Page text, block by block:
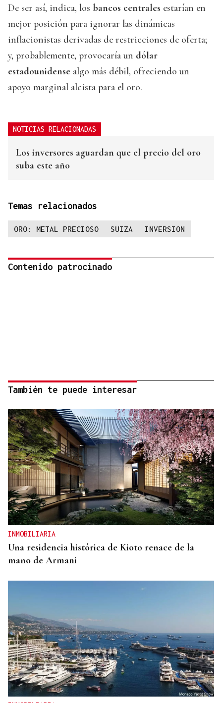
De ser así, indica, los bancos centrales estarían en
mejor posición para ignorar las dinámicas
inflacionistas derivadas de restricciones de oferta;
y, probablemente, provocaría un dólar
estadounidense algo más débil, ofreciendo un
apoyo marginal alcista para el oro.
NOTICIAS RELACIONADAS
Los inversores aguardan que el precio del oro
suba este año
Temas relacionados
ORO: METAL PRECIOSO SUIZA INVERSION
Contenido patrocinado
También te puede interesar
INMOBILIARIA
Una residencia histórica de Kioto renace de la
mano de Armani